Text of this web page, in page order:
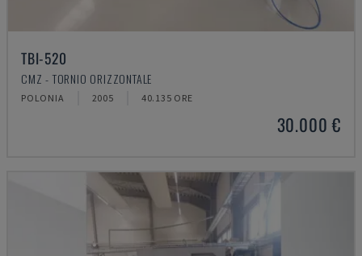
TBI-520
CMZ - TORNIO ORIZZONTALE
POLONIA 2005 40.135 ORE
30.000 €